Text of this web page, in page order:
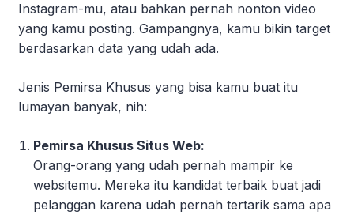
Instagram-mu, atau bahkan pernah nonton video
yang kamu posting. Gampangnya, kamu bikin target
berdasarkan data yang udah ada.
Jenis Pemirsa Khusus yang bisa kamu buat itu
lumayan banyak, nih:
Pemirsa Khusus Situs Web:
Orang-orang yang udah pernah mampir ke
websitemu. Mereka itu kandidat terbaik buat jadi
pelanggan karena udah pernah tertarik sama apa